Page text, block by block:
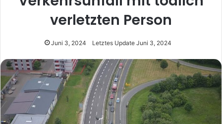
verletzten Person
Juni 3, 2024 Letztes Update Juni 3, 2024